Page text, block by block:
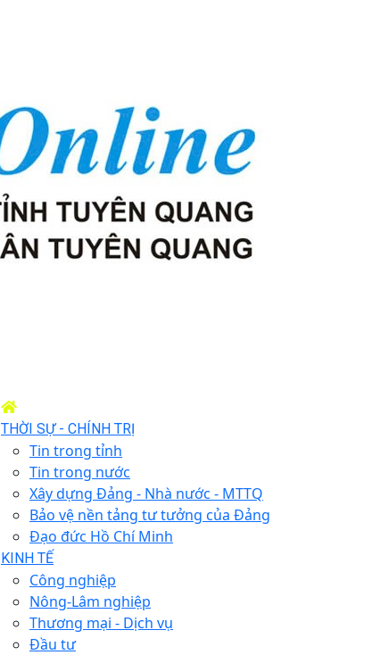
THỜI SỰ - CHÍNH TRỊ
Tin trong tỉnh
Tin trong nước
Xây dựng Đảng - Nhà nước - MTTQ
Bảo vệ nền tảng tư tưởng của Đảng
Đạo đức Hồ Chí Minh
KINH TẾ
Công nghiệp
Nông-Lâm nghiệp
Thương mại - Dịch vụ
Đầu tư